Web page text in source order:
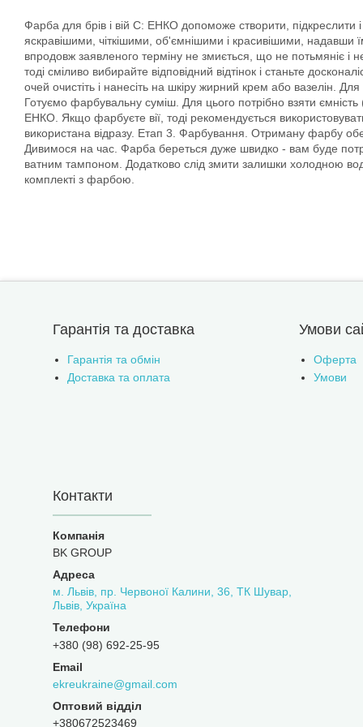
Фарба для брів і вій С: ЕНКО допоможе створити, підкреслити
яскравішими, чіткішими, об'ємнішими і красивішими, надавши
впродовж заявленого терміну не змиється, що не потьмяніє і
тоді сміливо вибирайте відповідний відтінок і станьте
очей очистіть і нанесіть на шкіру жирний крем або вазелін.
Готуємо фарбувальну суміш. Для цього потрібно взяти
ЕНКО. Якщо фарбуєте вії, тоді рекомендується
використана відразу. Етап 3. Фарбування. Отриману фарбу
Дивимося на час. Фарба береться дуже швидко - вам буде
ватним тампоном. Додатково слід змити залишки холодною
комплекті з фарбою.
Гарантія та доставка
Гарантія та обмін
Доставка та оплата
Умови
Оферта
Умови
Контакти
BK GROUP
м. Львів, пр. Червоної Калини, 36, ТК Шувар,
Львів, Україна
+380 (98) 692-25-95
ekreukraine@gmail.com
Оптовий відділ
+380672523469